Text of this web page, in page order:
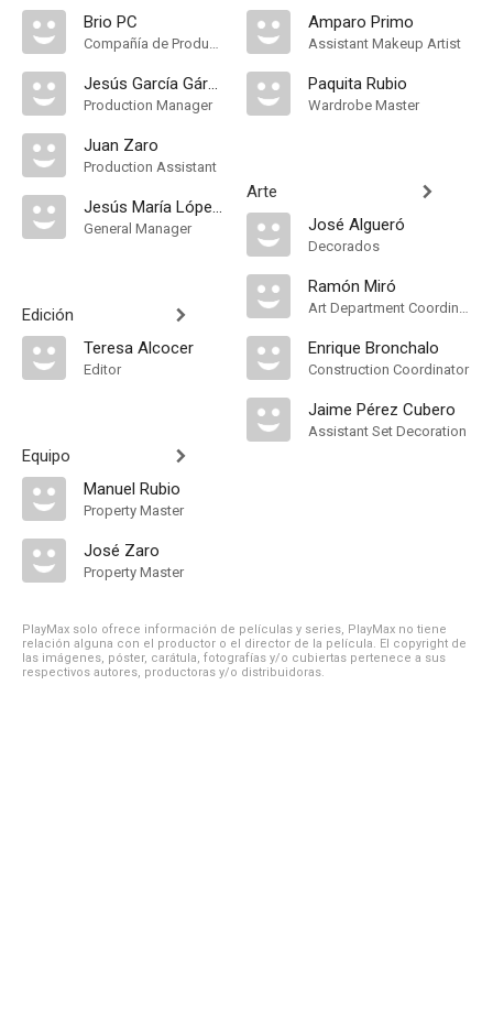
Brio PC
Compañía de Produccion
Jesús García Gárgoles
Production Manager
Juan Zaro
Production Assistant
Jesús María López-Patiño
General Manager
Edición
Teresa Alcocer
Editor
Equipo
Manuel Rubio
Property Master
José Zaro
Property Master
Amparo Primo
Assistant Makeup Artist
Paquita Rubio
Wardrobe Master
Arte
José Algueró
Decorados
Ramón Miró
Art Department Coordinator
Enrique Bronchalo
Construction Coordinator
Jaime Pérez Cubero
Assistant Set Decoration
PlayMax solo ofrece información de películas y series, PlayMax no tiene
relación alguna con el productor o el director de la película. El copyright de
las imágenes, póster, carátula, fotografías y/o cubiertas pertenece a sus
respectivos autores, productoras y/o distribuidoras.